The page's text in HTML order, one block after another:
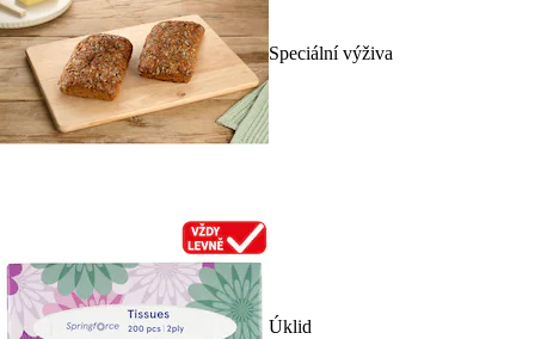
Speciální výživa
Úklid